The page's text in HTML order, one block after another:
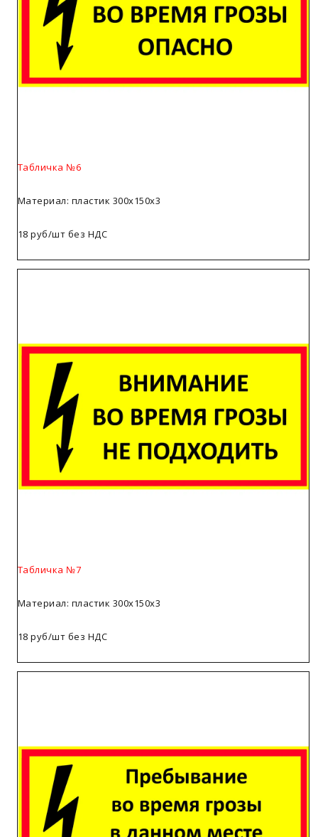
Табличка №6
Материал: пластик 300х150х3
18 руб/шт без НДС
Табличка №7
Материал: пластик 300х150х3
18 руб/шт без НДС